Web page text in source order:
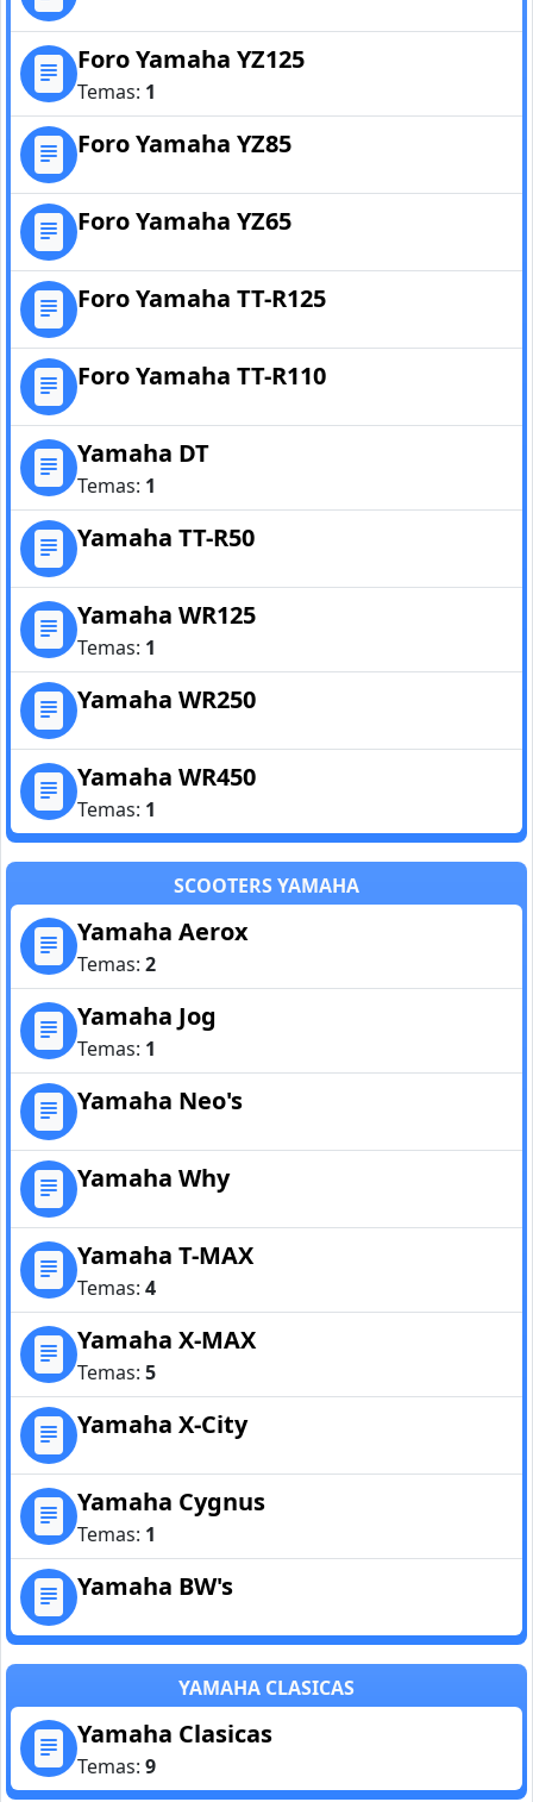
Foro Yamaha YZ125
Temas: 1
Foro Yamaha YZ85
Foro Yamaha YZ65
Foro Yamaha TT-R125
Foro Yamaha TT-R110
Yamaha DT
Temas: 1
Yamaha TT-R50
Yamaha WR125
Temas: 1
Yamaha WR250
Yamaha WR450
Temas: 1
SCOOTERS YAMAHA
Yamaha Aerox
Temas: 2
Yamaha Jog
Temas: 1
Yamaha Neo's
Yamaha Why
Yamaha T-MAX
Temas: 4
Yamaha X-MAX
Temas: 5
Yamaha X-City
Yamaha Cygnus
Temas: 1
Yamaha BW's
YAMAHA CLASICAS
Yamaha Clasicas
Temas: 9